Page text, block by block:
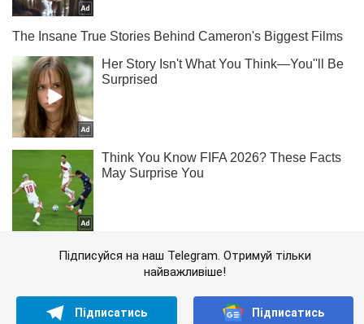
Підписуйся на наш Telegram. Отримуй тільки
найважливіше!
Підписатись Підписатись